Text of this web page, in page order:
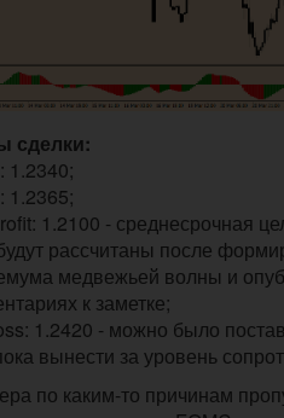
сделки:
1.2340;
1.2365;
1.2100 - среднесрочная
рассчитаны после
медвежьей волны и
к заметке;
1.2420 - можно было
вынести за уровень
по каким-то причинам